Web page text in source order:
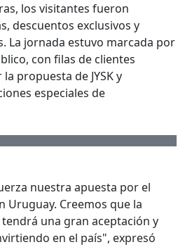
los visitantes fueron
descuentos exclusivos y
La jornada estuvo marcada por
con filas de clientes
propuesta de JYSK y
especiales de
nuestra apuesta por el
Uruguay. Creemos que la
una gran aceptación y
en el país", expresó